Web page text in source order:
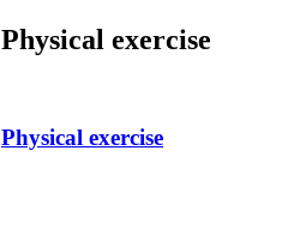
Physical exercise
Physical exercise